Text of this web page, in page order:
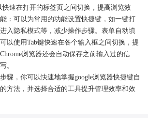
快速在打开的标签页之间切换，提高浏览效
：可以为常用的功能设置快捷键，如一键打
入隐私模式等，减少操作步骤。表单自动填
以使用Tab键快速在各个输入框之间切换，提
浏览器还会自动保存之前输入过的信
。
骤，你可以快速地掌握google浏览器快捷键自
方法，并选择合适的工具提升管理效率和效